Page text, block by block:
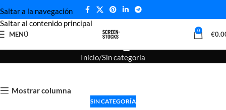
Saltar a la navegación
Saltar al contenido principal
MENÚ 0 €
Blog
Inicio Sin categoría
Mostrar columna
SIN CATEGORÍA